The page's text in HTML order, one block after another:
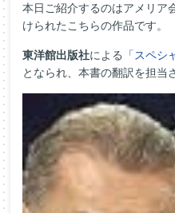
本日ご紹介するのはアメリア
けられたこちらの作品です。
東洋館出版社による 「スペシ
となられ、本書の翻訳を担当